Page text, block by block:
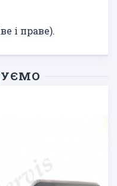
і праве).